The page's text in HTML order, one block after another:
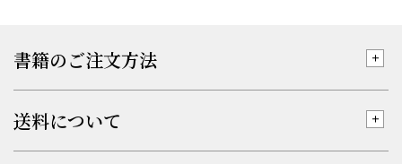
書籍のご注文方法
送料について